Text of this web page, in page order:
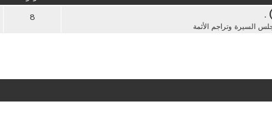
.
السيرة وتراجم الأئمة
8